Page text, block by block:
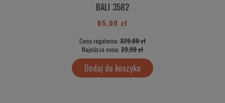
BALI 3582
65,00 zł
Cena regularna: 329,00 zł
Najniższa cena: 29,99 zł
Dodaj do koszyka